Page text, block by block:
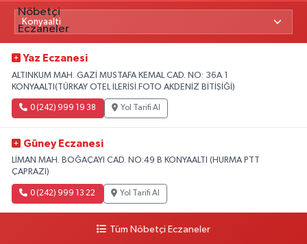
Yaz Eczanesi
ALTINKUM MAH. GAZİ MUSTAFA KEMAL CAD. NO: 36A 1
KONYAALTI(TÜRKAY OTEL İLERİSİ.FOTO AKDENİZ BİTİŞİĞİ)
0 (242) 999 19 38 Yol Tarifi Al
Güney Eczanesi
LİMAN MAH. BOĞAÇAYI CAD. NO:49 B KONYAALTI (HURMA PTT
ÇAPRAZI)
0 (242) 999 13 22 Yol Tarifi Al
Tüm Nöbetçi Eczaneler